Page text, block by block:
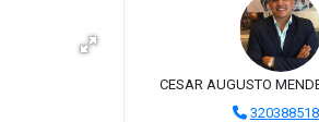
CESAR AUGUSTO